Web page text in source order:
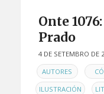
Onte
Prado
4 DE SETEMBRO DE
EN AUTORES ,
ILUSTRACIÓN ,